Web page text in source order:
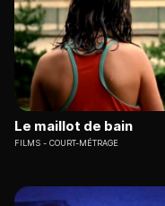
Le maillot de bain
FILMS COURT-MÉTRAGE